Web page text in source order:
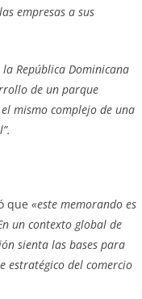
empresas a sus
República Dominicana
de un parque
mismo complejo de una
que «este memorando es
un contexto global de
sienta las bases para
estratégico del comercio